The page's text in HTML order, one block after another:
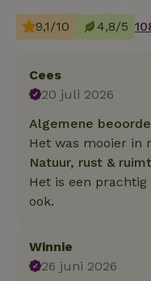
9,1/10 4,8/5
Cees
20 juli 2026
Algemene
Het was mooier in
Natuur, rust &
Het is een
ook.
Winnie
26 juni 2026